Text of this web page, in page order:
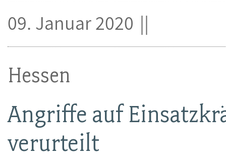
Hessen
Angriffe auf
verurteilt
09. Januar 2020